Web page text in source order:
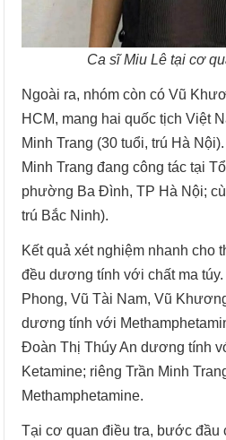
Ca sĩ Miu Lê tại cơ
Ngoài ra, nhóm còn có Vũ
HCM, mang hai quốc tịch Việt
Minh Trang (30 tuổi, trú Hà
Minh Trang đang công tác tại
phường Ba Đình, TP Hà Nội;
trú Bắc Ninh).
Kết quả xét nghiệm nhanh cho
đều dương tính với chất ma
Phong, Vũ Tài Nam, Vũ
dương tính với
Đoàn Thị Thúy An dương tính
Ketamine; riêng Trần Minh
Methamphetamine.
Tại cơ quan điều tra, bước đầu